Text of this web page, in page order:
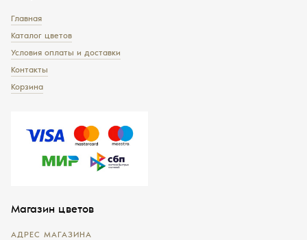
Магазин цветов
АДРЕС МАГАЗИНА
Главная
Каталог цветов
Условия оплаты и доставки
Контакты
Корзина